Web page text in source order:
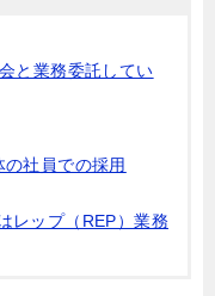
と業務委託してい
社員での採用
レップ（REP）業務